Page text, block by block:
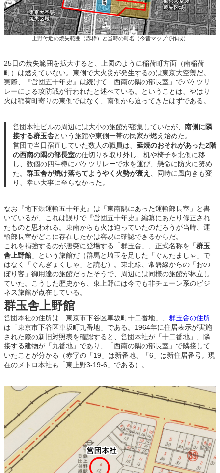
上野付近の焼失範囲（赤枠）と当時の町名（今昔マップで作成）
25日の焼失範囲を拡大すると、上図のように稲荷町方面（南稲荷
町）は燃えていない。東側で大火災が発生するのは東京大空襲だ。
実際、『営団五十年史』は続けて「西南の隅の部長室」でバケツリ
レーによる攻防戦が行われたと述べている。ということは、やはり
火は稲荷町寄りの東側ではなく、南側から迫ってきたはずである。
営団本社ビルの周辺には大小の旅館が密集していたが、 南側に隣
接する群玉舎という旅館や東側一帯の民家が燃え始めた。
営団で当日宿直していた数人の職員は、 延焼のおそれがあった2階
の西南の隅の部長室の仕切りを取り外し、机や椅子を北側に移
し、数個の四斗樽にバケツリレーで水を運び、懸命に防火に努め
た。 群玉舎が焼け落ちてようやく火勢が衰え
、同時に風向きも変
り、幸い大事に至らなかった。
なお『地下鉄運輸五十年史』は「東南隅にあった運輸部長室」と書
いているが、これは誤りで『営団五十年史』編纂にあたり修正され
たものと思われる。東南からも火は迫っていたのだろうが当時、運
輸部長室がどこに存在したかは容易に確認できるからだ。
これを補強するのが唐突に登場する「群玉舎」、正式名称を「群玉
舎上野館 」という旅館だ（群馬と埼玉を足した「ぐんたましゃ」で
はなく「ぐんぎょくしゃ」と読む）。東北線、常磐線からの「おの
ぼり客」御用達の旅館だったそうで、周辺には同様の旅館が林立し
ていた。こうした歴史から、東上野には今でも非チェーン系のビジ
ネス旅館が点在している。
群玉舎上野館
営団本社の住所は「東京市下谷区車坂町十二番地」、 群玉舎の住所
は「東京市下谷区車坂町九番地」である。1964年に住居表示が実施
された際の新旧対照表を確認すると、営団本社が「十二番地」、隣
接する建物が「九番地」であり、「西南の隅の部長室」で隣接して
いたことが分かる（赤字の「19」は新番地、「6」は新住居番号。現
在のメトロ本社も「東上野3-19-6」である）。